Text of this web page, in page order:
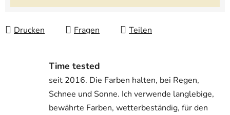
Drucken Fragen Teilen
Time tested
seit 2016. Die Farben halten, bei Regen,
Schnee und Sonne. Ich verwende langlebige,
bewährte Farben, wetterbeständig, für den